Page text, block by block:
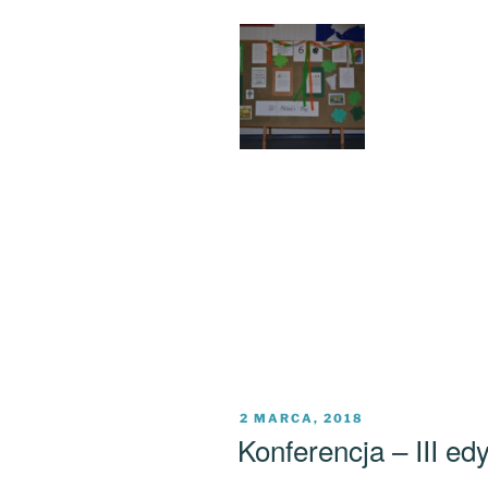
OPUBLIKOWANE
2 MARCA, 2018
Konferencja – III